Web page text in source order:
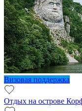
Визовая поддержка
Отдых на острове